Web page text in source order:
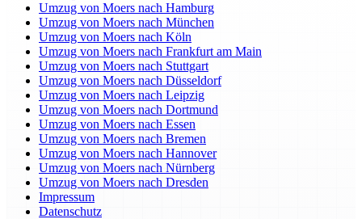
Umzug von Moers nach Hamburg
Umzug von Moers nach München
Umzug von Moers nach Köln
Umzug von Moers nach Frankfurt am Main
Umzug von Moers nach Stuttgart
Umzug von Moers nach Düsseldorf
Umzug von Moers nach Leipzig
Umzug von Moers nach Dortmund
Umzug von Moers nach Essen
Umzug von Moers nach Bremen
Umzug von Moers nach Hannover
Umzug von Moers nach Nürnberg
Umzug von Moers nach Dresden
Impressum
Datenschutz